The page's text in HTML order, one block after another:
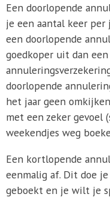
Een doorlopende
je een aantal keer per
een doorlopende
goedkoper uit dan
doorlopende
het jaar geen
met een zeker gevoel
weekendjes weg
Een kortlopende
eenmalig af. Dit doe
geboekt en je wilt je